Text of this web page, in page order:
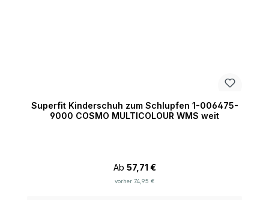
Superfit Kinderschuh zum Schlupfen 1-006475-
9000 COSMO MULTICOLOUR WMS weit
Regulärer Preis:
Ab 57,71 €
vorher 74,95 €